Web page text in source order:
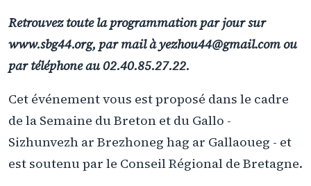
Retrouvez toute la programmation par jour sur
www.sbg44.org, par mail à yezhou44@gmail.com ou
par téléphone au 02.40.85.27.22.
Cet événement vous est proposé dans le cadre
de la Semaine du Breton et du Gallo -
Sizhunvezh ar Brezhoneg hag ar Gallaoueg - et
est soutenu par le Conseil Régional de Bretagne.